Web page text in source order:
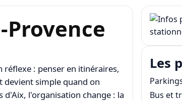
réflexe : penser en itinéraires,
devient simple quand on
l'organisation change : la
Les
Bus et